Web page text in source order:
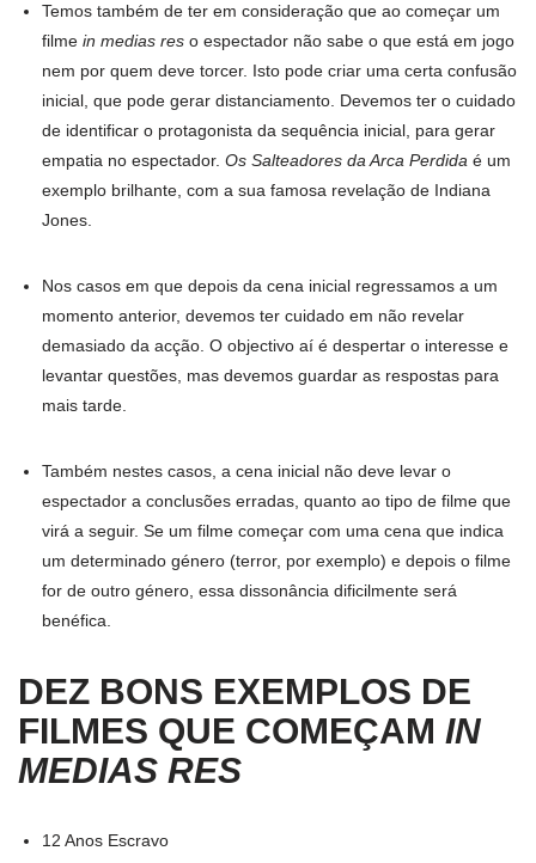
Temos também de ter em consideração que ao começar um
filme in medias res o espectador não sabe o que está em jogo
nem por quem deve torcer. Isto pode criar uma certa confusão
inicial, que pode gerar distanciamento. Devemos ter o cuidado
de identificar o protagonista da sequência inicial, para gerar
empatia no espectador. Os Salteadores da Arca Perdida é um
exemplo brilhante, com a sua famosa revelação de Indiana
Jones.
Nos casos em que depois da cena inicial regressamos a um
momento anterior, devemos ter cuidado em não revelar
demasiado da acção. O objectivo aí é despertar o interesse e
levantar questões, mas devemos guardar as respostas para
mais tarde.
Também nestes casos, a cena inicial não deve levar o
espectador a conclusões erradas, quanto ao tipo de filme que
virá a seguir. Se um filme começar com uma cena que indica
um determinado género (terror, por exemplo) e depois o filme
for de outro género, essa dissonância dificilmente será
benéfica.
DEZ BONS EXEMPLOS DE
FILMES QUE COMEÇAM IN
MEDIAS RES
12 Anos Escravo